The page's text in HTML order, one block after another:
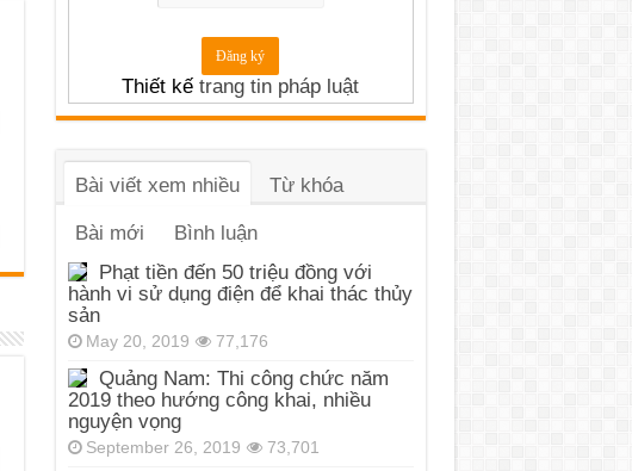
Thiết kế trang tin pháp luật
Bài viết xem nhiều Từ khóa
Bài mới
Bình luận
Phạt tiền đến 50 triệu đồng với
hành vi sử dụng điện để khai thác thủy
sản
May 20, 2019 77,176
Quảng Nam: Thi công chức năm
2019 theo hướng công khai, nhiều
nguyện vọng
September 26, 2019 73,701